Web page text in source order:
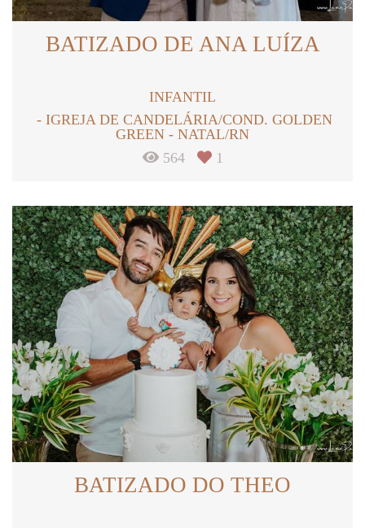
BATIZADO DE ANA LUÍZA
INFANTIL
IGREJA DE CANDELÁRIA/COND. GOLDEN
GREEN - NATAL/RN
564
1
BATIZADO DO THEO